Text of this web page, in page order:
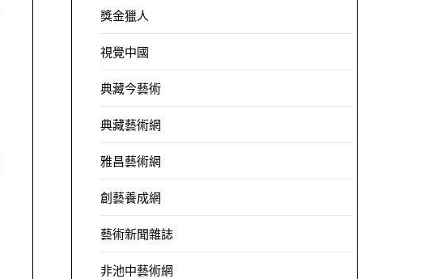
獎金獵人
視覺中國
典藏今藝術
典藏藝術網
雅昌藝術網
創藝養成網
藝術新聞雜誌
非池中藝術網